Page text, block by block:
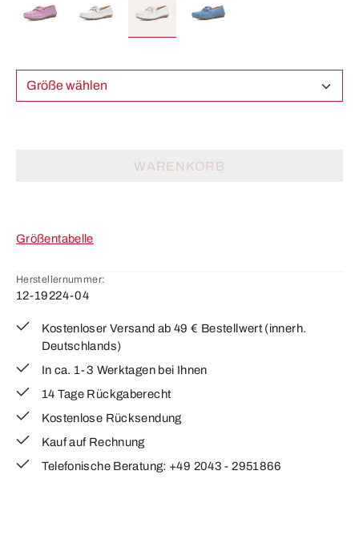
Größe wählen
WARENKORB
Größentabelle
Herstellernummer:
12-19224-04
Kostenloser Versand ab 49 € Bestellwert (innerh.
Deutschlands)
In ca. 1-3 Werktagen bei Ihnen
14 Tage Rückgaberecht
Kostenlose Rücksendung
Kauf auf Rechnung
Telefonische Beratung: +49 2043 - 2951866